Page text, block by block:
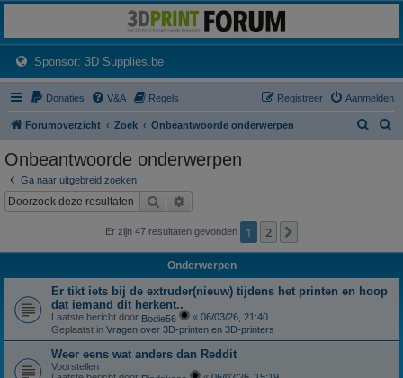
Het 3D print forum van de Benelux na de sluiting van 3dprintforum.nl
Sponsor: 3D Supplies.be(Opens a new tab)
Donaties V&A Regels Aanmelden
Registreer
Forumoverzicht Zoek Onbeantwoorde onderwerpen
Onbeantwoorde onderwerpen
Ga naar uitgebreid zoeken
Zoek
Er zijn 47 resultaten gevonden 1 2
Onderwerpen
Er tikt iets bij de extruder(nieuw) tijdens het printen en hoop
dat iemand dit herkent..
Laatste bericht door Bodie56 « 06/03/26, 21:40
Geplaatst in Vragen over 3D-printen en 3D-printers
Weer eens wat anders dan Reddit
Voorstellen